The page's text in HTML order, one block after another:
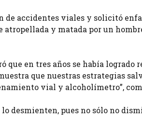
de accidentes viales y solicitó
atropellada y matada por un
que en tres años se había logrado
que nuestras estrategias
vial y alcoholímetro”,
desmienten, pues no sólo no